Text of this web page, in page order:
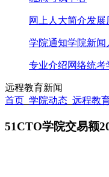
网上人大简介发展
学院通知学院新闻
专业介绍网络统考
远程教育新闻
首页 学院动态 远程教
51CTO学院交易额